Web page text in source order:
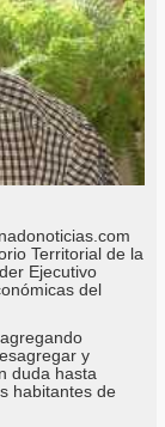
Territorial de la
Ejecutivo
del
y
duda hasta
habitantes de